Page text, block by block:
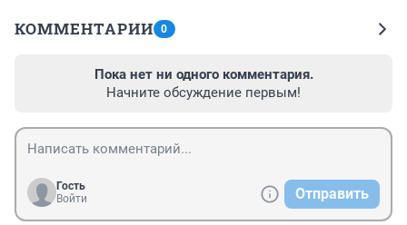
КОММЕНТАРИИ 0
Пока нет ни одного комментария.
Начните обсуждение первым!
Гость
Войти
Отправить